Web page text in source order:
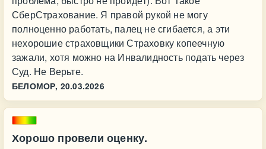
СберСтрахование. Я правой рукой не могу
полноценно работать, палец не сгибается, а эти
нехорошие страховщики Страховку копеечную
зажали, хотя можно на Инвалидность подать через
Суд. Не Верьте.
БЕЛОМОР, 20.03.2026
Хорошо провели оценку.